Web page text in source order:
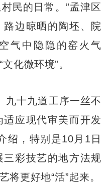
民的日常。”孟津区
边晾晒的陶坯、院
气中隐隐的窑火气
化微环境”。
十九道工序一丝不
应现代审美而开发
绍，特别是10月1日
彩技艺的地方法规
将更好地“活”起来。